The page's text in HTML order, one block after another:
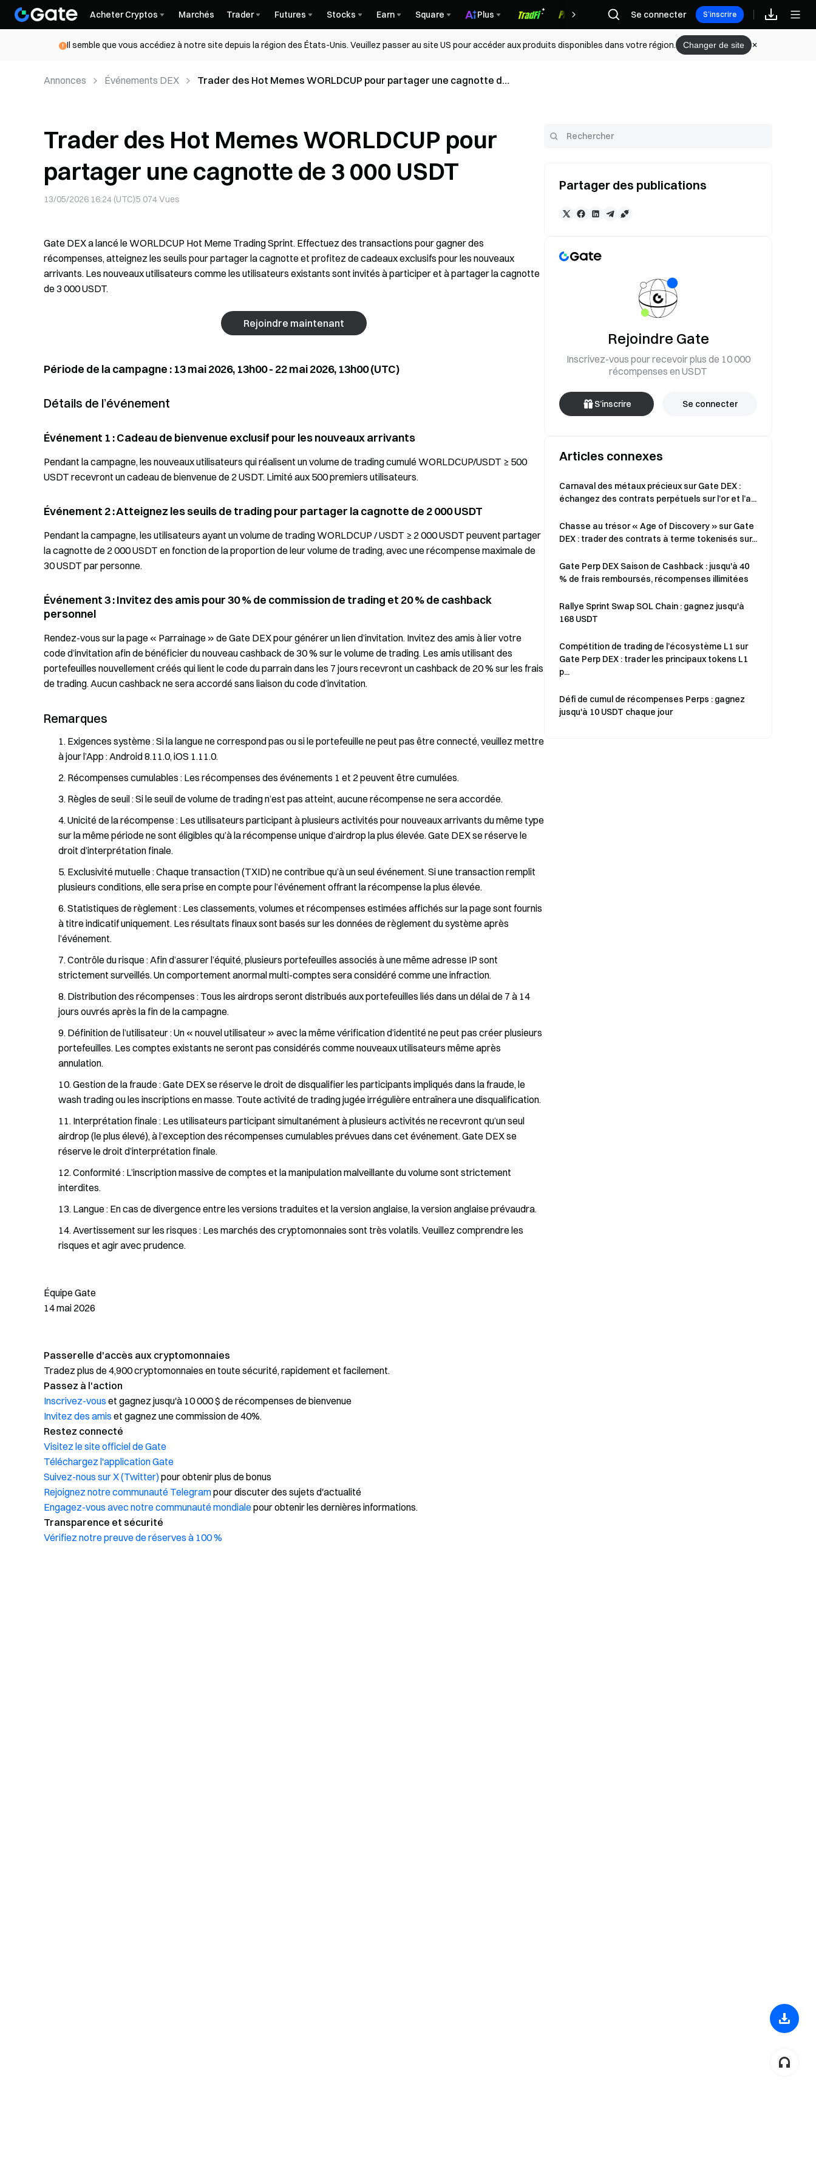
Acheter Cryptos Marchés Trader Futures Stocks Earn Square Plus Récompenses
Se connecter S’inscrire
Il semble que vous accédiez à notre site depuis la région des États-Unis. Veuillez passer au site US pour accéder aux produits disponibles dans votre région. Changer de site
Annonces Événements DEX
Trader des Hot Memes WORLDCUP pour partager une cagnotte de
Trader des Hot Memes WORLDCUP pour
partager une cagnotte de 3 000 USDT
13/05/2026 16:24 (UTC)5 074Vues
Gate DEX a lancé le WORLDCUP Hot Meme Trading Sprint. Effectuez des transactions pour gagner des
récompenses, atteignez les seuils pour partager la cagnotte et profitez de cadeaux exclusifs pour les nouveaux
arrivants. Les nouveaux utilisateurs comme les utilisateurs existants sont invités à participer et à partager la cagnotte
de 3 000 USDT.
Rejoindre maintenant
Période de la campagne : 13 mai 2026, 13h00 - 22 mai 2026, 13h00 (UTC)
Détails de l’événement
Événement 1 : Cadeau de bienvenue exclusif pour les nouveaux arrivants
Pendant la campagne, les nouveaux utilisateurs qui réalisent un volume de trading cumulé WORLDCUP/USDT ≥ 500
USDT recevront un cadeau de bienvenue de 2 USDT. Limité aux 500 premiers utilisateurs.
Événement 2 : Atteignez les seuils de trading pour partager la cagnotte de 2 000 USDT
Pendant la campagne, les utilisateurs ayant un volume de trading WORLDCUP / USDT ≥ 2 000 USDT peuvent partager
la cagnotte de 2 000 USDT en fonction de la proportion de leur volume de trading, avec une récompense maximale de
30 USDT par personne.
Événement 3 : Invitez des amis pour 30 % de commission de trading et 20 % de cashback
personnel
Rendez-vous sur la page « Parrainage » de Gate DEX pour générer un lien d’invitation. Invitez des amis à lier votre
code d’invitation afin de bénéficier du nouveau cashback de 30 % sur le volume de trading. Les amis utilisant des
portefeuilles nouvellement créés qui lient le code du parrain dans les 7 jours recevront un cashback de 20 % sur les frais
de trading. Aucun cashback ne sera accordé sans liaison du code d’invitation.
Remarques
Exigences système : Si la langue ne correspond pas ou si le portefeuille ne peut pas être connecté, veuillez mettre
à jour l’App : Android 8.11.0, iOS 1.11.0.
Récompenses cumulables : Les récompenses des événements 1 et 2 peuvent être cumulées.
Règles de seuil : Si le seuil de volume de trading n’est pas atteint, aucune récompense ne sera accordée.
Unicité de la récompense : Les utilisateurs participant à plusieurs activités pour nouveaux arrivants du même type
sur la même période ne sont éligibles qu’à la récompense unique d’airdrop la plus élevée. Gate DEX se réserve le
droit d’interprétation finale.
Exclusivité mutuelle : Chaque transaction (TXID) ne contribue qu’à un seul événement. Si une transaction remplit
plusieurs conditions, elle sera prise en compte pour l’événement offrant la récompense la plus élevée.
Statistiques de règlement : Les classements, volumes et récompenses estimées affichés sur la page sont fournis
à titre indicatif uniquement. Les résultats finaux sont basés sur les données de règlement du système après
l’événement.
Contrôle du risque : Afin d’assurer l’équité, plusieurs portefeuilles associés à une même adresse IP sont
strictement surveillés. Un comportement anormal multi-comptes sera considéré comme une infraction.
Distribution des récompenses : Tous les airdrops seront distribués aux portefeuilles liés dans un délai de 7 à 14
jours ouvrés après la fin de la campagne.
Définition de l’utilisateur : Un « nouvel utilisateur » avec la même vérification d’identité ne peut pas créer plusieurs
portefeuilles. Les comptes existants ne seront pas considérés comme nouveaux utilisateurs même après
annulation.
Gestion de la fraude : Gate DEX se réserve le droit de disqualifier les participants impliqués dans la fraude, le
wash trading ou les inscriptions en masse. Toute activité de trading jugée irrégulière entraînera une disqualification.
Interprétation finale : Les utilisateurs participant simultanément à plusieurs activités ne recevront qu’un seul
airdrop (le plus élevé), à l’exception des récompenses cumulables prévues dans cet événement. Gate DEX se
réserve le droit d’interprétation finale.
Conformité : L’inscription massive de comptes et la manipulation malveillante du volume sont strictement
interdites.
Langue : En cas de divergence entre les versions traduites et la version anglaise, la version anglaise prévaudra.
Avertissement sur les risques : Les marchés des cryptomonnaies sont très volatils. Veuillez comprendre les
risques et agir avec prudence.
Équipe Gate
14 mai 2026
Passerelle d'accès aux cryptomonnaies
Tradez plus de 4,900 cryptomonnaies en toute sécurité, rapidement et facilement.
Passez à l'action
Inscrivez-vous et gagnez jusqu'à 10 000 $ de récompenses de bienvenue
Invitez des amis et gagnez une commission de 40%.
Restez connecté
Visitez le site officiel de Gate
Téléchargez l'application Gate
Suivez-nous sur X (Twitter)pour obtenir plus de bonus
Rejoignez notre communauté Telegrampour discuter des sujets d'actualité
Engagez-vous avec notre communauté mondialepour obtenir les dernières informations.
Transparence et sécurité
Vérifiez notre preuve de réserves à 100 %
Partager des publications
Rejoindre Gate
Inscrivez-vous pour recevoir plus de 10 000
récompenses en USDT
S’inscrire Se connecter
Articles connexes
Carnaval des métaux précieux sur Gate DEX :
échangez des contrats perpétuels sur l’or et l’a...
Chasse au trésor « Age of Discovery » sur Gate
DEX : trader des contrats à terme tokenisés sur...
Gate Perp DEX Saison de Cashback : jusqu'à 40
% de frais remboursés, récompenses illimitées
Rallye Sprint Swap SOL Chain : gagnez jusqu'à
168 USDT
Compétition de trading de l’écosystème L1 sur
Gate Perp DEX : trader les principaux tokens L1
p...
Défi de cumul de récompenses Perps : gagnez
jusqu'à 10 USDT chaque jour